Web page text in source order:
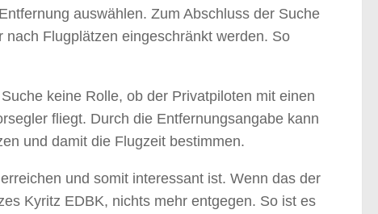
auswählen. Zum Abschluss der Suche
Flugplätzen eingeschränkt werden. So
keine Rolle, ob der Privatpiloten mit einen
fliegt. Durch die Entfernungsangabe kann
und damit die Flugzeit bestimmen.
und somit interessant ist. Wenn das der
Kyritz EDBK, nichts mehr entgegen. So ist es